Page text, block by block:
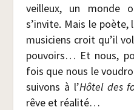
veilleux, un monde
s’invite. Mais le
musi­ciens croit qu’il
pou­voirs… Et nous,
fois que nous le
sui­vons à l’Hôtel des
rêve et réalité…